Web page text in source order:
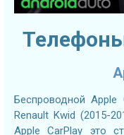
Беспроводной Apple
Renault Kwid (2015-
Apple CarPlay это